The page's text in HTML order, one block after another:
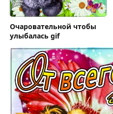
Очаровательной чтобы
улыбалась gif